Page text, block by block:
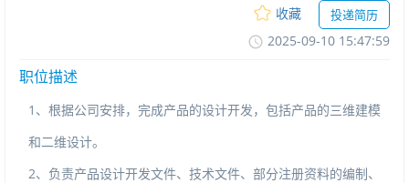
收藏
投递简历
2025-09-1015:47:59
职位描述
1、根据公司安排，完成产品的设计开发，包括产品的三维建模
和二维设计。
2、负责产品设计开发文件、技术文件、部分注册资料的编制、